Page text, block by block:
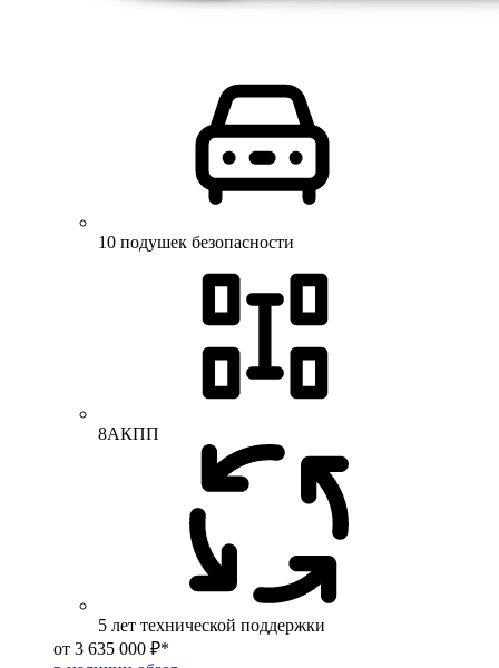
10 подушек безопасности
8АКПП
5 лет технической поддержки
от 3 635 000 ₽*